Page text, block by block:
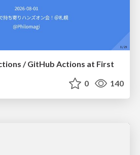
/ GitHub Actions at First
0 140